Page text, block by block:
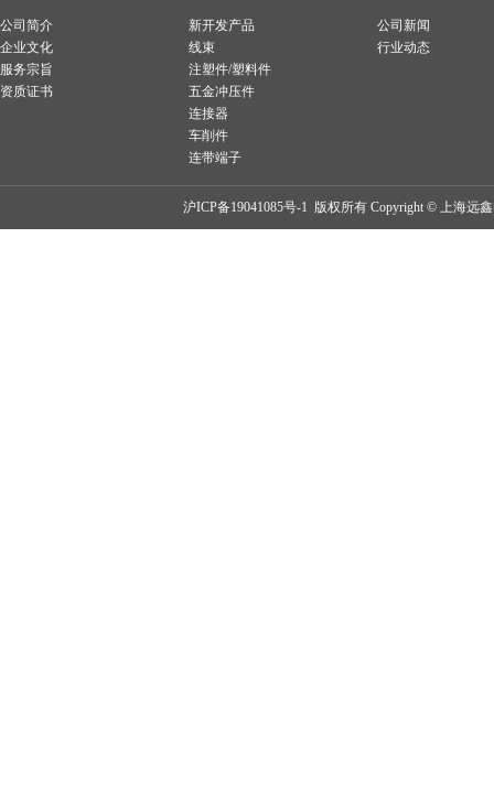
沪ICP备19041085号-1 版权所有 Copyright © 上海远
连带端子
新开发产品
线束
注塑件/塑料件
五金冲压件
连接器
车削件
行业动态
公司新闻
公司简介
企业文化
服务宗旨
资质证书